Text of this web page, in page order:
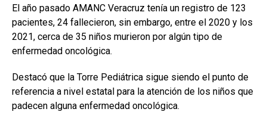
El año pasado AMANC Veracruz tenía un registro de 123
pacientes, 24 fallecieron, sin embargo, entre el 2020 y los
2021, cerca de 35 niños murieron por algún tipo de
enfermedad oncológica.
Destacó que la Torre Pediátrica sigue siendo el punto de
referencia a nivel estatal para la atención de los niños que
padecen alguna enfermedad oncológica.